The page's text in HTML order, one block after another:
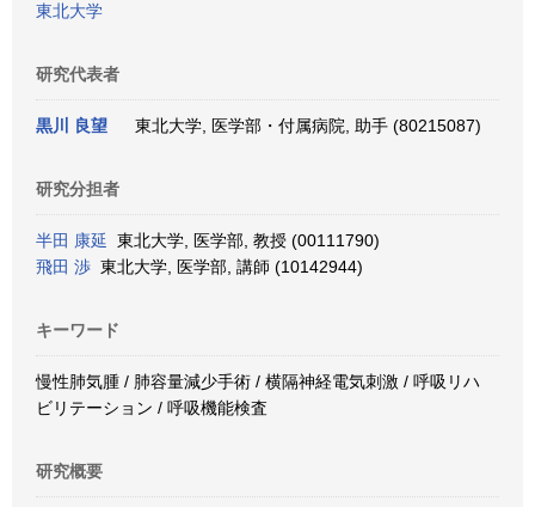
東北大学
研究代表者
黒川 良望 東北大学, 医学部・付属病院, 助手 (80215087)
研究分担者
半田 康延 東北大学, 医学部, 教授 (00111790)
飛田 渉 東北大学, 医学部, 講師 (10142944)
キーワード
慢性肺気腫 / 肺容量減少手術 / 横隔神経電気刺激 / 呼吸リハ
ビリテーション / 呼吸機能検査
研究概要